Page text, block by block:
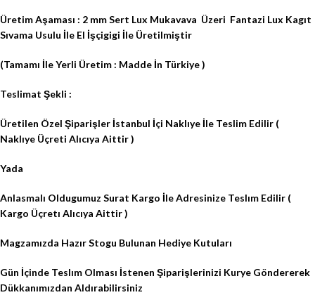
Üretim Aşaması : 2 mm Sert Lux Mukavava Üzeri Fantazi Lux Kagıt
Sıvama Usulu İle El İşçigigi İle Üretilmiştir
(Tamamı İle Yerli Üretim : Madde İn Türkiye )
Teslimat Şekli :
Üretilen Özel Şiparişler İstanbul İçi Naklıye İle Teslim Edilir (
Naklıye Üçreti Alıcıya Aittir )
Yada
Anlasmalı Oldugumuz Surat Kargo İle Adresinize Teslım Edilir (
Kargo Üçretı Alıcıya Aittir )
Magzamızda Hazır Stogu Bulunan Hediye Kutuları
Gün İçinde Teslım Olması İstenen Şiparişlerinizi Kurye Göndererek
Dükkanımızdan Aldırabilirsiniz